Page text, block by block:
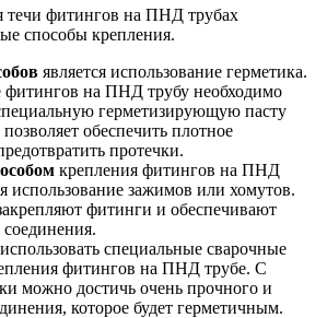
течи фитингов на ПНД трубах
способы крепления.
является использование герметика.
фитингов на ПНД трубу необходимо
герметизирующую пасту
обеспечить плотное
протечки.
крепления фитингов на ПНД
использование зажимов или хомутов.
фитинги и обеспечивают
соединения.
специальные сварочные
фитингов на ПНД трубе. С
можно достичь очень прочного и
которое будет герметичным.